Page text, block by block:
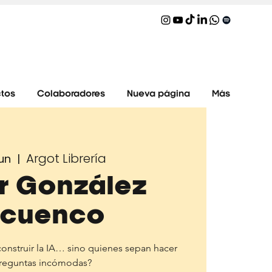
Colaboradores Nueva página Más
  |
Argot Librería
González
la IA… sino quienes sepan hacer
incómodas?